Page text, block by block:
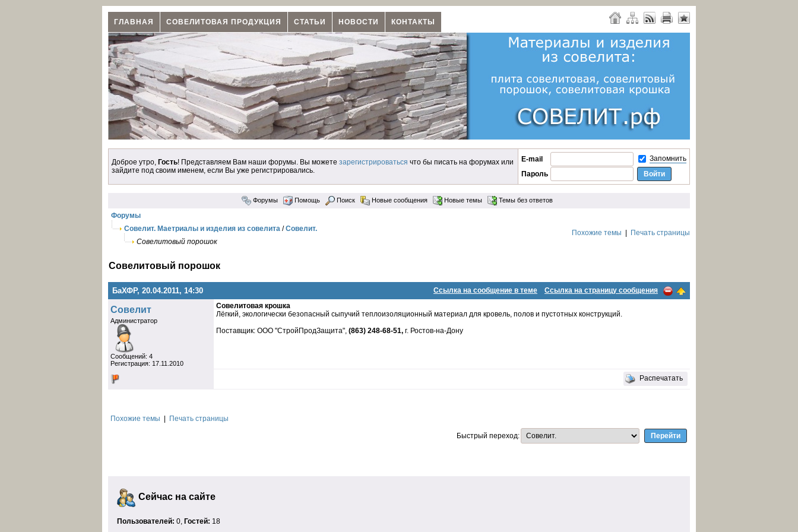
ГЛАВНАЯ СОВЕЛИТОВАЯ ПРОДУКЦИЯ СТАТЬИ НОВОСТИ КОНТАКТЫ
Доброе утро, Гость! Представляем Вам наши форумы. Вы можете зарегистрироваться что бы писать на форумах или
зайдите под своим именем, если Вы уже регистрировались.
E-mail
Запомнить
Пароль
Форумы Помощь Поиск Новые сообщения Новые темы Темы без ответов
Форумы
Совелит. Маетриалы и изделия из совелита /Совелит.
Совелитовый порошок
Похожие темы Печать страницы
Совелитовый порошок
Ссылка на сообщение в теме Ссылка на страницу сообщения
БаХФР, 20.04.2011, 14:30
Совелит
Администратор
Cообщений: 4
Регистрация: 17.11.2010
Совелитовая крошка
Лёгкий, экологически безопасный сыпучий теплоизоляционный материал для кровель, полов и пустотных конструкций.
Поставщик: ООО "СтройПродЗащита", (863) 248-68-51, г. Ростов-на-Дону
Распечатать
Похожие темы Печать страницы
Быстрый переход:
Сейчас на сайте
Пользователей: 0, Гостей: 18